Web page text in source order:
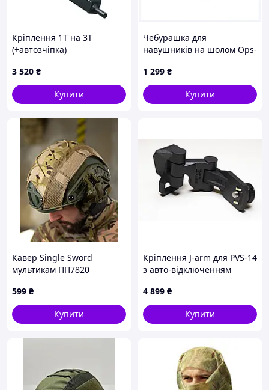
Кріплення 1Т на 3Т
(+автозчіпка)
3 520 ₴
Купити
Чебурашка для
навушників на шолом Ops-
8K9931H24
1 299 ₴
Купити
Кавер Single Sword
мультикам ПП7820
599 ₴
Купити
Кріплення J-arm для PVS-14
з авто-відключенням
4 899 ₴
Купити